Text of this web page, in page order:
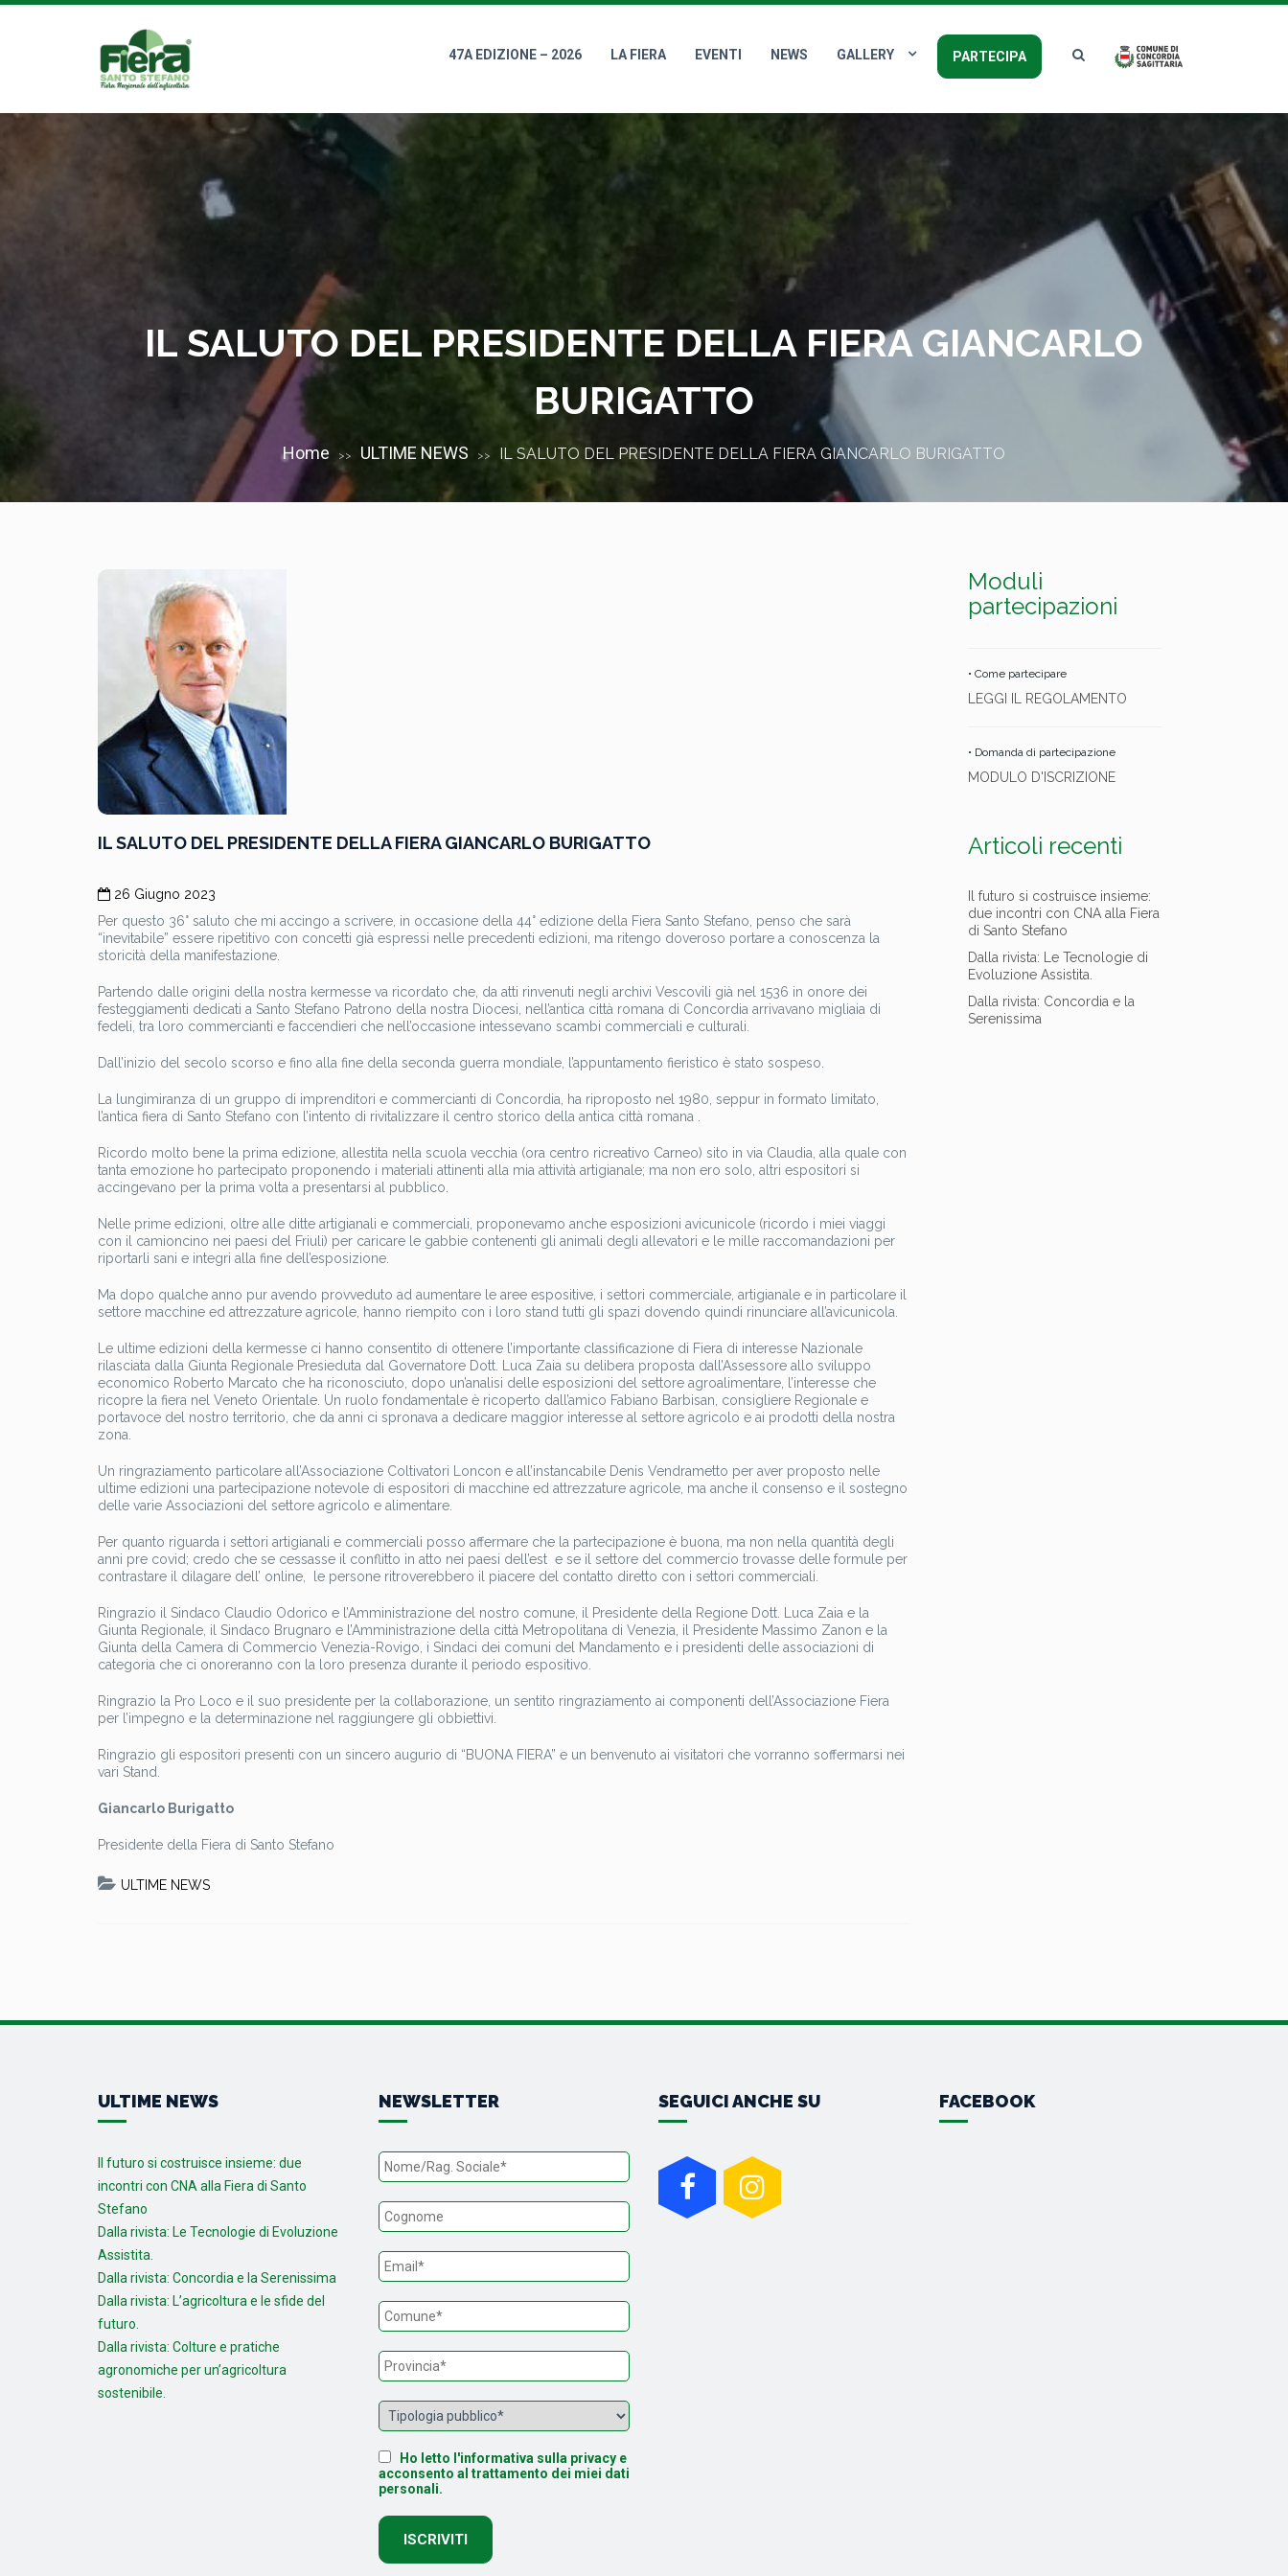
47A EDIZIONE – 2026 LA FIERA EVENTI NEWS GALLERY PARTECIPA
IL SALUTO DEL PRESIDENTE DELLA FIERA GIANCARLO
BURIGATTO
Home >> ULTIME NEWS >> IL SALUTO DEL PRESIDENTE DELLA FIERA GIANCARLO BURIGATTO
IL SALUTO DEL PRESIDENTE DELLA FIERA GIANCARLO BURIGATTO
26 Giugno 2023
Per questo 36° saluto che mi accingo a scrivere, in occasione della 44° edizione della Fiera Santo Stefano, penso che sarà
“inevitabile” essere ripetitivo con concetti già espressi nelle precedenti edizioni, ma ritengo doveroso portare a conoscenza la
storicità della manifestazione.
Partendo dalle origini della nostra kermesse va ricordato che, da atti rinvenuti negli archivi Vescovili già nel 1536 in onore dei
festeggiamenti dedicati a Santo Stefano Patrono della nostra Diocesi, nell’antica città romana di Concordia arrivavano migliaia di
fedeli, tra loro commercianti e faccendieri che nell’occasione intessevano scambi commerciali e culturali.
Dall’inizio del secolo scorso e fino alla fine della seconda guerra mondiale, l’appuntamento fieristico è stato sospeso.
La lungimiranza di un gruppo di imprenditori e commercianti di Concordia, ha riproposto nel 1980, seppur in formato limitato,
l’antica fiera di Santo Stefano con l’intento di rivitalizzare il centro storico della antica città romana .
Ricordo molto bene la prima edizione, allestita nella scuola vecchia (ora centro ricreativo Carneo) sito in via Claudia, alla quale con
tanta emozione ho partecipato proponendo i materiali attinenti alla mia attività artigianale; ma non ero solo, altri espositori si
accingevano per la prima volta a presentarsi al pubblico.
Nelle prime edizioni, oltre alle ditte artigianali e commerciali, proponevamo anche esposizioni avicunicole (ricordo i miei viaggi
con il camioncino nei paesi del Friuli) per caricare le gabbie contenenti gli animali degli allevatori e le mille raccomandazioni per
riportarli sani e integri alla fine dell’esposizione.
Ma dopo qualche anno pur avendo provveduto ad aumentare le aree espositive, i settori commerciale, artigianale e in particolare il
settore macchine ed attrezzature agricole, hanno riempito con i loro stand tutti gli spazi dovendo quindi rinunciare all’avicunicola.
Le ultime edizioni della kermesse ci hanno consentito di ottenere l’importante classificazione di Fiera di interesse Nazionale
rilasciata dalla Giunta Regionale Presieduta dal Governatore Dott. Luca Zaia su delibera proposta dall’Assessore allo sviluppo
economico Roberto Marcato che ha riconosciuto, dopo un’analisi delle esposizioni del settore agroalimentare, l’interesse che
ricopre la fiera nel Veneto Orientale. Un ruolo fondamentale è ricoperto dall’amico Fabiano Barbisan, consigliere Regionale e
portavoce del nostro territorio, che da anni ci spronava a dedicare maggior interesse al settore agricolo e ai prodotti della nostra
zona.
Un ringraziamento particolare all’Associazione Coltivatori Loncon e all’instancabile Denis Vendrametto per aver proposto nelle
ultime edizioni una partecipazione notevole di espositori di macchine ed attrezzature agricole, ma anche il consenso e il sostegno
delle varie Associazioni del settore agricolo e alimentare.
Per quanto riguarda i settori artigianali e commerciali posso affermare che la partecipazione è buona, ma non nella quantità degli
anni pre covid; credo che se cessasse il conflitto in atto nei paesi dell’est e se il settore del commercio trovasse delle formule per
contrastare il dilagare dell’ online, le persone ritroverebbero il piacere del contatto diretto con i settori commerciali.
Ringrazio il Sindaco Claudio Odorico e l’Amministrazione del nostro comune, il Presidente della Regione Dott. Luca Zaia e la
Giunta Regionale, il Sindaco Brugnaro e l’Amministrazione della città Metropolitana di Venezia, il Presidente Massimo Zanon e la
Giunta della Camera di Commercio Venezia-Rovigo, i Sindaci dei comuni del Mandamento e i presidenti delle associazioni di
categoria che ci onoreranno con la loro presenza durante il periodo espositivo.
Ringrazio la Pro Loco e il suo presidente per la collaborazione, un sentito ringraziamento ai componenti dell’Associazione Fiera
per l’impegno e la determinazione nel raggiungere gli obbiettivi.
Ringrazio gli espositori presenti con un sincero augurio di “BUONA FIERA” e un benvenuto ai visitatori che vorranno soffermarsi nei
vari Stand.
Giancarlo Burigatto
Presidente della Fiera di Santo Stefano
ULTIME NEWS
Moduli
partecipazioni
• Come partecipare
LEGGI IL REGOLAMENTO
• Domanda di partecipazione
MODULO D'ISCRIZIONE
Articoli recenti
Il futuro si costruisce insieme:
due incontri con CNA alla Fiera
di Santo Stefano
Dalla rivista: Le Tecnologie di
Evoluzione Assistita.
Dalla rivista: Concordia e la
Serenissima
ULTIME NEWS
Il futuro si costruisce insieme: due
incontri con CNA alla Fiera di Santo
Stefano
Dalla rivista: Le Tecnologie di Evoluzione
Assistita.
Dalla rivista: Concordia e la Serenissima
Dalla rivista: L’agricoltura e le sfide del
futuro.
Dalla rivista: Colture e pratiche
agronomiche per un’agricoltura
sostenibile.
NEWSLETTER
Ho letto l'informativa sulla privacy e
acconsento al trattamento dei miei dati
personali.
SEGUICI ANCHE SU FACEBOOK